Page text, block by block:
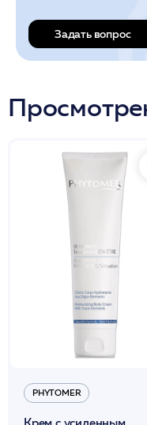
Задать вопрос
PHYTOMER
Крем с усиленным